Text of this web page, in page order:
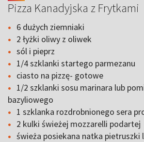
Pizza Kanadyjska z Frytkami
6 dużych ziemniaki
2 łyżki oliwy z oliwek
sól i pieprz
1/4 szklanki startego parmezanu
ciasto na pizzę- gotowe
1/2 szklanki sosu marinara lub
bazyliowego
1 szklanka rozdrobnionego sera
2 kulki świeżej mozzarelli podartej
świeża posiekana natka pietruszki